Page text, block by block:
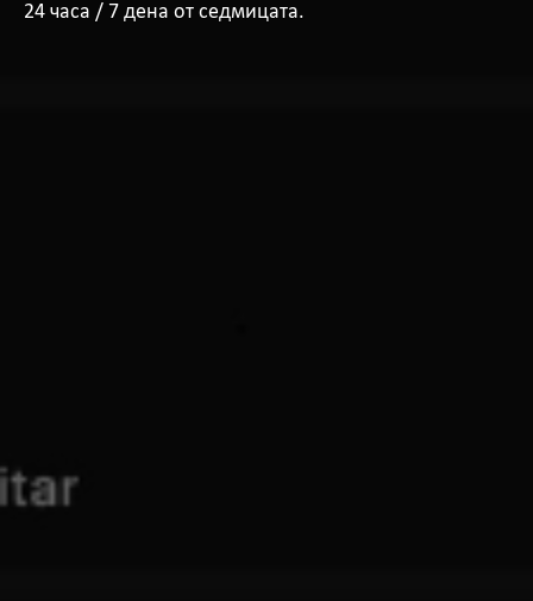
24 часа / 7 дена от седмицата.